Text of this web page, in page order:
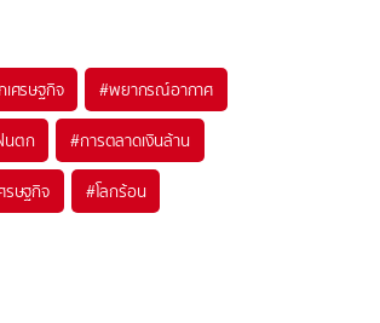
เศรษฐกิจ #พยากรณ์อากาศ
นตก #การตลาดเงินล้าน
รษฐกิจ #โลกร้อน